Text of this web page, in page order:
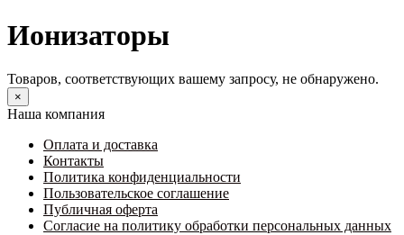
Ионизаторы
Товаров, соответствующих вашему запросу, не обнаружено.
×
Наша компания
Оплата и доставка
Контакты
Политика конфиденциальности
Пользовательское соглашение
Публичная оферта
Согласие на политику обработки персональных данных